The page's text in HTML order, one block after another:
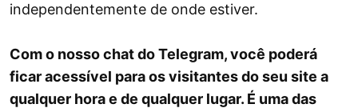
independentemente de onde estiver.
Com o nosso chat do Telegram, você poderá
ficar acessível para os visitantes do seu site a
qualquer hora e de qualquer lugar. É uma das